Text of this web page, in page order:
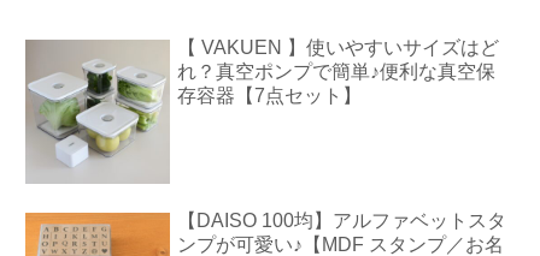
【 VAKUEN 】使いやすいサイズはど
れ？真空ポンプで簡単♪便利な真空保
存容器【7点セット】
【DAISO 100均】アルファベットスタ
ンプが可愛い♪【MDF スタンプ／お名